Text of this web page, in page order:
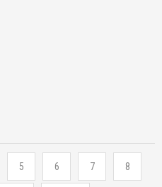
5 6 7 8